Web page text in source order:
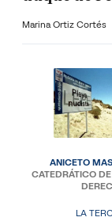
Marina Ortiz Cortés
LA
ANICETO
CATEDRÁTICO